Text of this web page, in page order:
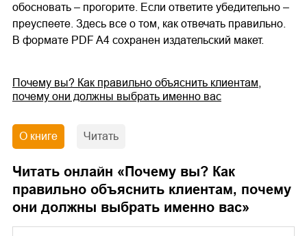
обосновать – прогорите. Если ответите убедительно –
преуспеете. Здесь все о том, как отвечать правильно.
В формате PDF A4 сохранен издательский макет.
Почему вы? Как правильно объяснить клиентам,
почему они должны выбрать именно вас
О книге Читать
Читать онлайн « Почему вы? Как
правильно объяснить клиентам, почему
они должны выбрать именно вас»